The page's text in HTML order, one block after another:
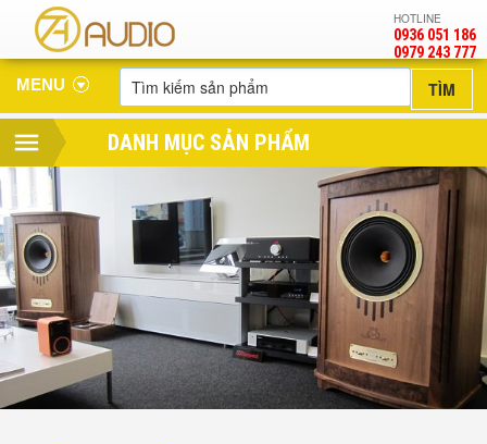
HOTLINE
0936 051 186
‎0979 243 777
MENU
DANH MỤC SẢN PHẨM